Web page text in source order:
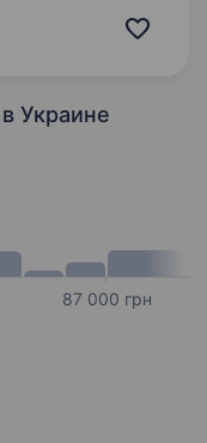
в Украине
87 000 грн